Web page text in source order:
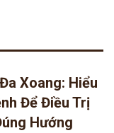
Xoang: Hiểu
Để Điều Trị
Hướng